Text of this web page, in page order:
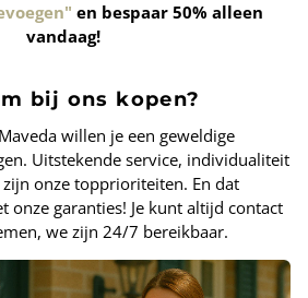
en bespaar 50% alleen
vandaag!
bij ons kopen?
willen je een geweldige
Uitstekende service, individualiteit
onze topprioriteiten. En dat
onze garanties! Je kunt altijd contact
we zijn 24/7 bereikbaar.